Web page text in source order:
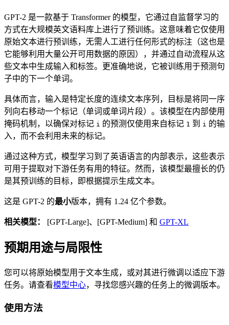
GPT-2 是一款基于 Transformer 的模型，它通过自监督学习的
方式在大规模英文语料库上进行了预训练。这意味着它仅使用
原始文本进行预训练，无需人工进行任何形式的标注（这也是
它能够利用大量公开可用数据的原因），并通过自动流程从这
些文本中生成输入和标签。更准确地说，它被训练用于预测句
子中的下一个单词。
具体而言，输入是特定长度的连续文本序列，目标是将同一序
列向右移动一个标记（单词或单词片段）。该模型在内部使用
掩码机制，以确保对标记 i 的预测仅使用来自标记 1 到 i 的输
入，而不会利用未来的标记。
通过这种方式，模型学习到了英语语言的内部表示，这些表示
可用于提取对下游任务有用的特征。然而，该模型最擅长的仍
是其预训练的目标，即根据提示生成文本。
这是 GPT-2 的最小版本，拥有 1.24 亿个参数。
相关模型： [GPT-Large]、[GPT-Medium] 和 GPT-XL
预期用途与局限性
您可以将原始模型用于文本生成，或对其进行微调以适应下游
任务。请查看模型中心，寻找您感兴趣的任务上的微调版本。
使用方法